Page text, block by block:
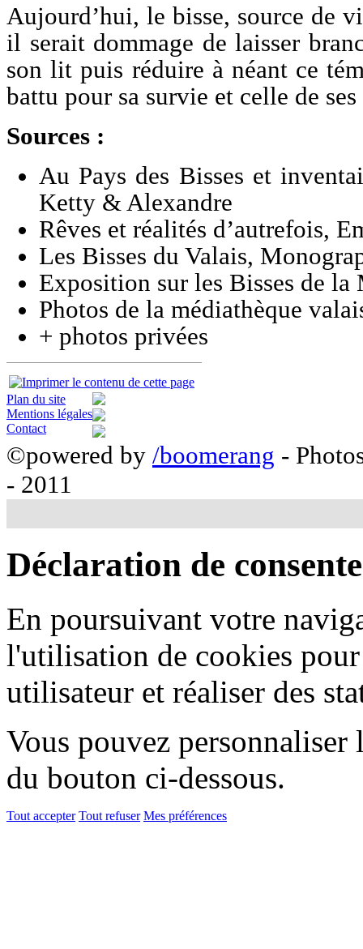
Aujourd’hui, le bisse, source de
il serait dommage de laisser
son lit puis réduire à néant ce
battu pour sa survie et celle de
Sources :
Au Pays des Bisses et
Ketty & Alexandre
Rêves et réalités d’autrefois,
Les Bisses du Valais,
Exposition sur les Bisses de
Photos de la médiathèque
+ photos privées
Plan du site
Mentions légales
Contact
©powered by /boomerang -
- 2011
Déclaration de
En poursuivant votre
l'utilisation de cookies
utilisateur et réaliser des
Vous pouvez
du bouton ci-dessous.
Tout accepter Tout refuser Mes préférences